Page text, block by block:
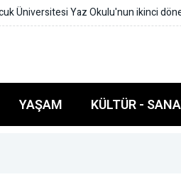
başladı
YAŞAM KÜLTÜR -